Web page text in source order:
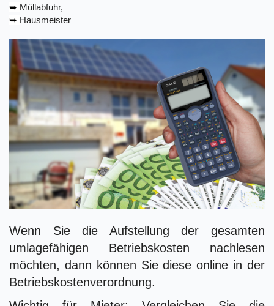
➥ Müllabfuhr,
➥ Hausmeister
Wenn Sie die Aufstellung der gesamten
umlagefähigen Betriebskosten nachlesen
möchten, dann können Sie diese online in der
Betriebskostenverordnung.